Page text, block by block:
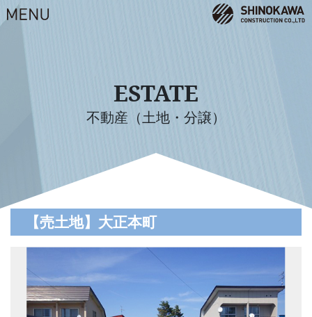
ESTATE
不動産（土地・分譲）
【売土地】大正本町